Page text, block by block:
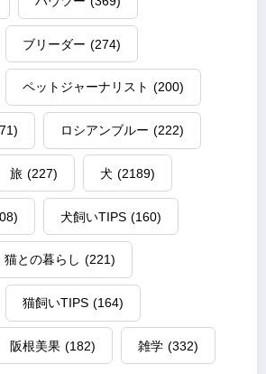
ブリーダー (274)
ペットジャーナリスト (200)
ロシアンブルー (222)
旅 (227) 犬 (2189)
犬飼いTIPS (160)
猫との暮らし (221)
猫飼いTIPS (164)
阪根美果 (182) 雑学 (332)